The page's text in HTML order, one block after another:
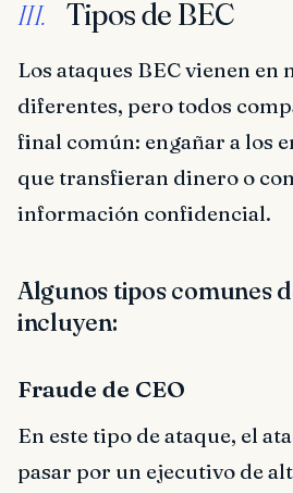
III. Tipos de BEC
Los ataques BEC vienen en
diferentes, pero todos
final común: engañar a los
que transfieran dinero o
información confidencial.
Algunos tipos comunes
incluyen:
Fraude de CEO
En este tipo de ataque, el
pasar por un ejecutivo de